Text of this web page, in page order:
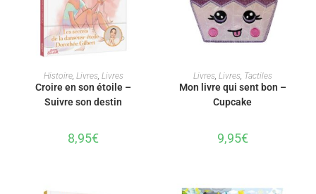
AJOUTER AU PANIER
Histoire, Livres, Livres
Croire en son étoile –
Suivre son destin
8,95€
AJOUTER AU PANIER
Livres, Livres, Tactiles
Mon livre qui sent bon –
Cupcake
9,95€